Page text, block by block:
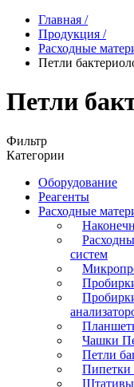
Главная /
Продукция /
Расходные
Петли
Петли
Фильтр
Категории
Оборудование
Реагенты
Расходные
систем
Чашки
Петли
Пипетки
Штативы